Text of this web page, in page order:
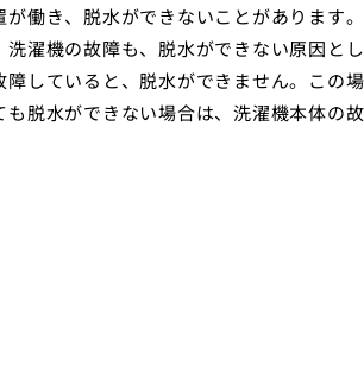
働き、脱水ができないことがあります
濯機の故障も、脱水ができない原因と
していると、脱水ができません。この
脱水ができない場合は、洗濯機本体の